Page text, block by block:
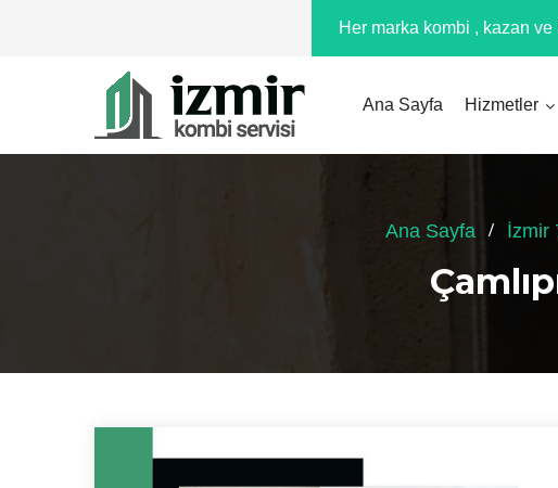
Her marka kombi , kazan
Ana Sayfa Hizmetler
Ana Sayfa İzmir